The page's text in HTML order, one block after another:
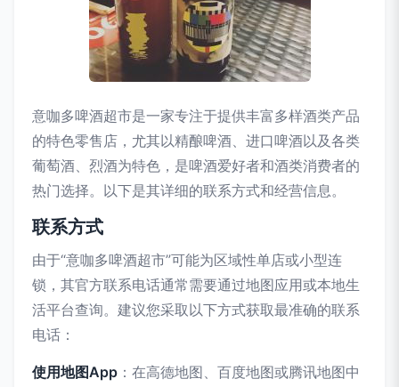
意咖多啤酒超市是一家专注于提供丰富多样酒类产品
的特色零售店，尤其以精酿啤酒、进口啤酒以及各类
葡萄酒、烈酒为特色，是啤酒爱好者和酒类消费者的
热门选择。以下是其详细的联系方式和经营信息。
联系方式
由于“意咖多啤酒超市”可能为区域性单店或小型连
锁，其官方联系电话通常需要通过地图应用或本地生
活平台查询。建议您采取以下方式获取最准确的联系
电话：
使用地图App ：在高德地图、百度地图或腾讯地图中